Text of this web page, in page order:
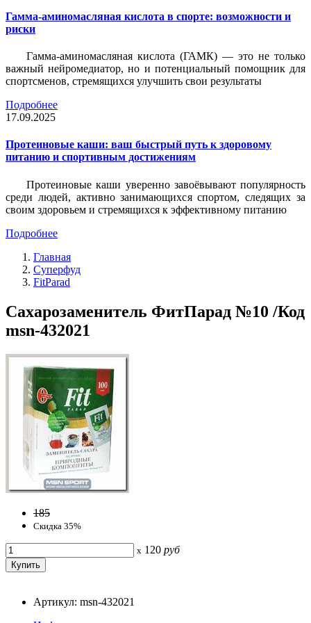
Гамма-аминомасляная кислота в спорте: возможности и
риски
Гамма-аминомасляная кислота (ГАМК) — это не только
важный нейромедиатор, но и потенциальный помощник для
спортсменов, стремящихся улучшить свои результаты
Подробнее
17.09.2025
Протеиновые каши: ваш быстрый путь к здоровому
питанию и спортивным достижениям
Протеиновые каши уверенно завоёвывают популярность
среди людей, активно занимающихся спортом, следящих за
своим здоровьем и стремящихся к эффективному питанию
Подробнее
Главная
Суперфуд
FitParad
Сахарозаменитель ФитПарад №10 /Код
msn-432021
185
Скидка 35%
x 120 руб
Артикул: msn-432021